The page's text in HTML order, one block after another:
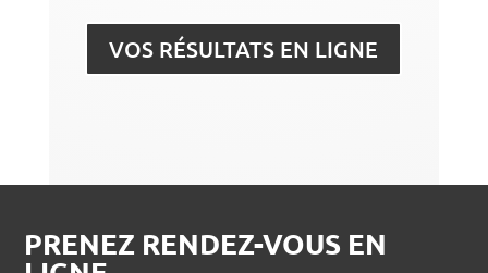
VOS RÉSULTATS EN LIGNE
PRENEZ RENDEZ-VOUS EN